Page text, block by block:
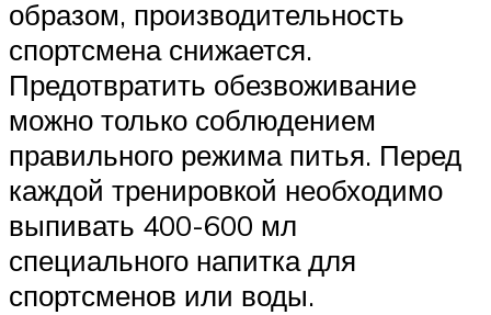
образом, производительность
спортсмена снижается.
Предотвратить обезвоживание
можно только соблюдением
правильного режима питья. Перед
каждой тренировкой необходимо
выпивать 400-600 мл
специального напитка для
спортсменов или воды.